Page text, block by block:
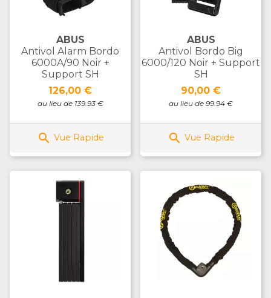
ABUS
Antivol Alarm Bordo
6000A/90 Noir +
Support SH
Prix
126,00 €
au lieu de 139.93 €
 Vue Rapide
ABUS
Antivol Bordo Big
6000/120 Noir + Support
SH
Prix
90,00 €
au lieu de 99.94 €
 Vue Rapide